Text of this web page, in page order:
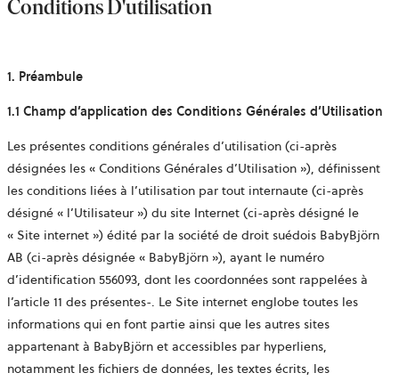
Conditions D'utilisation
1. Préambule
1.1 Champ d’application des Conditions Générales d’Utilisation
Les présentes conditions générales d’utilisation (ci-après
désignées les « Conditions Générales d’Utilisation »), définissent
les conditions liées à l’utilisation par tout internaute (ci-après
désigné « l’Utilisateur ») du site Internet (ci-après désigné le
« Site internet ») édité par la société de droit suédois BabyBjörn
AB (ci-après désignée « BabyBjörn »), ayant le numéro
d’identification 556093, dont les coordonnées sont rappelées à
l’article 11 des présentes-. Le Site internet englobe toutes les
informations qui en font partie ainsi que les autres sites
appartenant à BabyBjörn et accessibles par hyperliens,
notamment les fichiers de données, les textes écrits, les